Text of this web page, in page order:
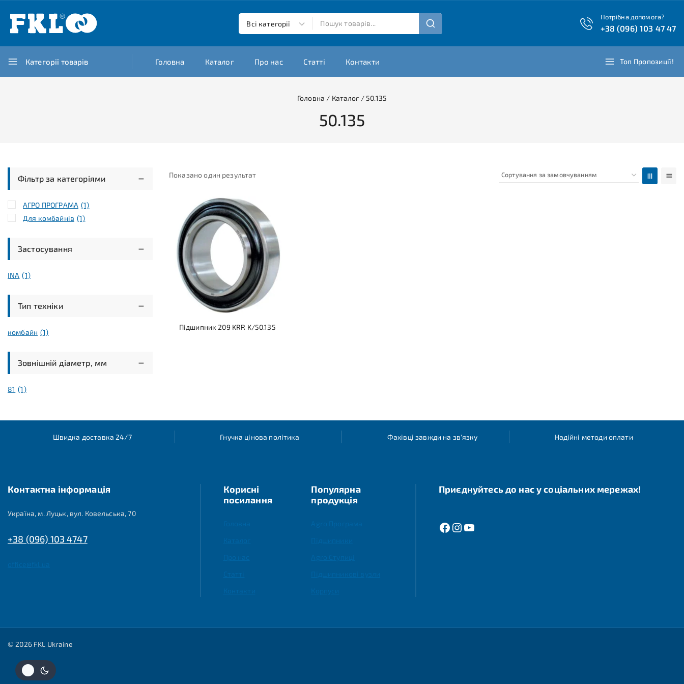
Потрібна допомога?
+38 (096) 103 47 47
Категорії товарів Головна Каталог Про нас Статті Контакти Топ Пропозиції!
Головна / Каталог / 50.135
50.135
Показано один результат
Підшипник 209 KRR K/50.135
Фільтр за категоріями
АГРО ПРОГРАМА (1)
Для комбайнів (1)
Застосування
INA (1)
Тип техніки
комбайн (1)
Зовнішній діаметр, мм
81 (1)
Швидка доставка 24/7 Гнучка цінова політика Фахівці завжди на зв'язку Надійні методи оплати
Контактна інформація
Україна, м. Луцьк, вул. Ковельська, 70
+38 (096) 103 4747
Корисні
посилання
Популярна
продукція
Приєднуйтесь до нас у соціальних мережах!
© 2026 FKL Ukraine